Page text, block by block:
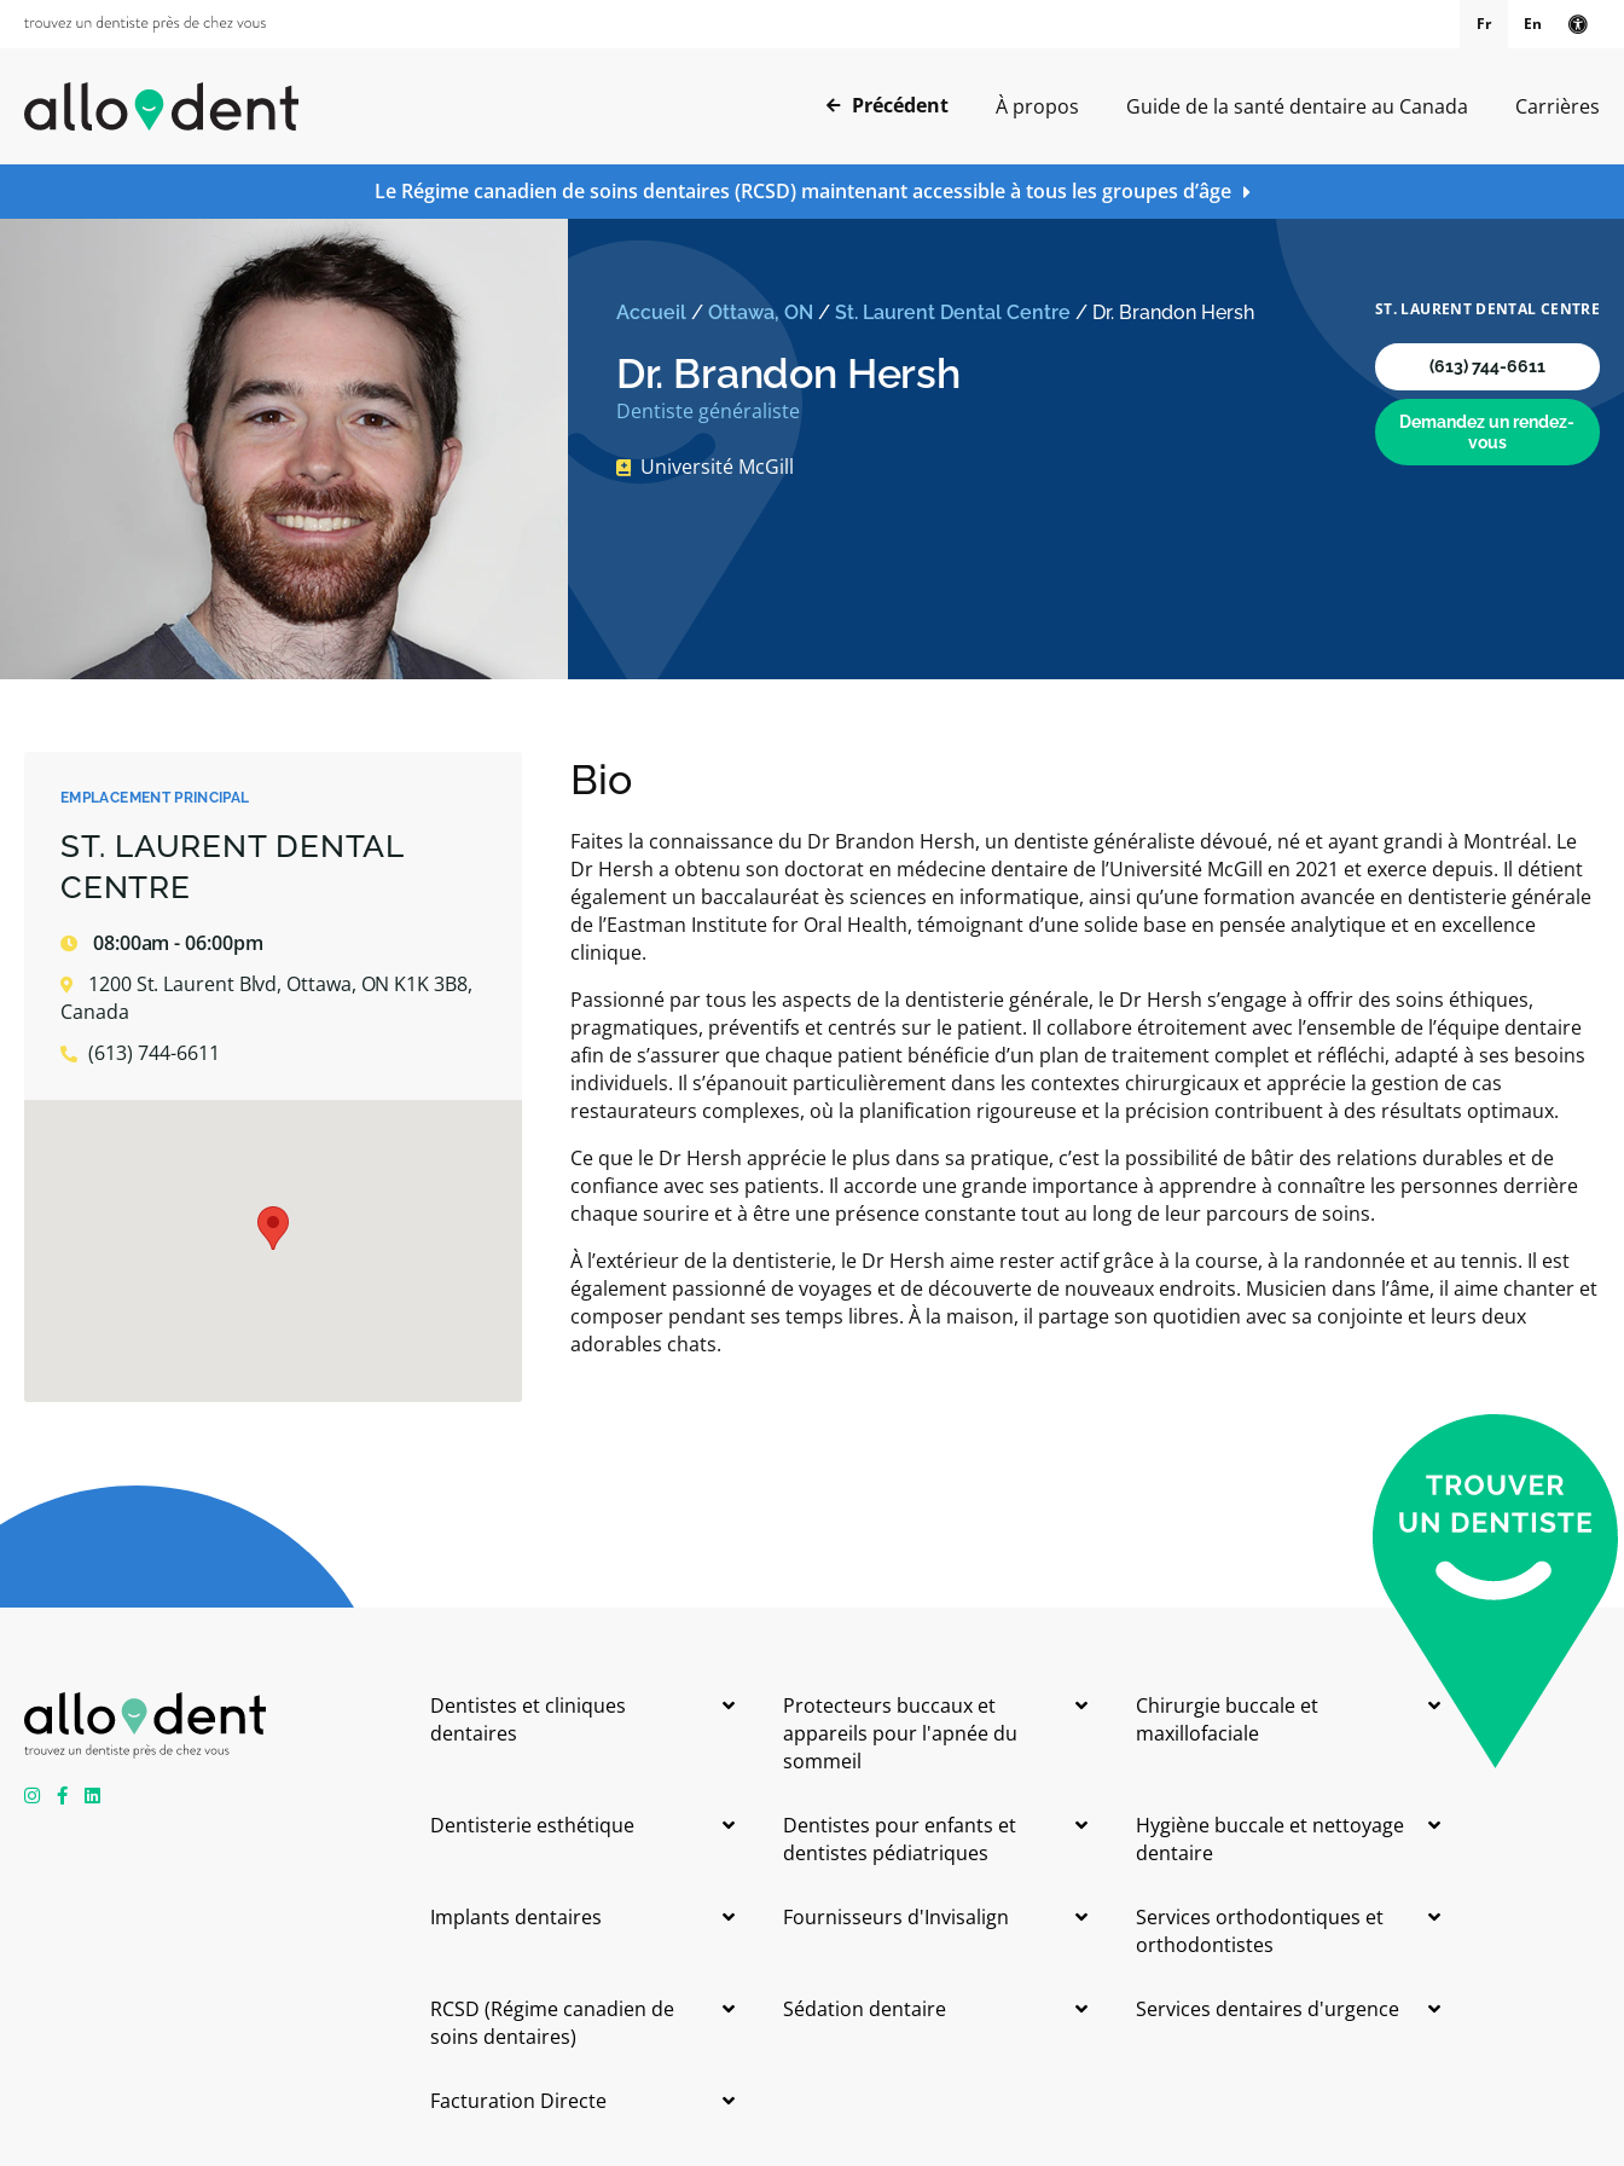
Fr En
Précédent À propos Guide de la santé dentaire au Canada Carrières
Le Régime canadien de soins dentaires (RCSD) maintenant accessible à tous les groupes d’âge
Accueil/ Ottawa, ON / St. Laurent Dental Centre / Dr. Brandon Hersh
Dr. Brandon Hersh
Dentiste généraliste
Université McGill
ST. LAURENT DENTAL CENTRE
(613) 744-6611
Demandez un rendez-
vous
EMPLACEMENT PRINCIPAL
ST. LAURENT DENTAL
CENTRE
08:00am - 06:00pm
1200 St. Laurent Blvd, Ottawa, ON K1K 3B8,
Canada
(613) 744-6611
Bio
Faites la connaissance du Dr Brandon Hersh, un dentiste généraliste dévoué, né et ayant grandi à Montréal. Le
Dr Hersh a obtenu son doctorat en médecine dentaire de l’Université McGill en 2021 et exerce depuis. Il détient
également un baccalauréat ès sciences en informatique, ainsi qu’une formation avancée en dentisterie générale
de l’Eastman Institute for Oral Health, témoignant d’une solide base en pensée analytique et en excellence
clinique.
Passionné par tous les aspects de la dentisterie générale, le Dr Hersh s’engage à offrir des soins éthiques,
pragmatiques, préventifs et centrés sur le patient. Il collabore étroitement avec l’ensemble de l’équipe dentaire
afin de s’assurer que chaque patient bénéficie d’un plan de traitement complet et réfléchi, adapté à ses besoins
individuels. Il s’épanouit particulièrement dans les contextes chirurgicaux et apprécie la gestion de cas
restaurateurs complexes, où la planification rigoureuse et la précision contribuent à des résultats optimaux.
Ce que le Dr Hersh apprécie le plus dans sa pratique, c’est la possibilité de bâtir des relations durables et de
confiance avec ses patients. Il accorde une grande importance à apprendre à connaître les personnes derrière
chaque sourire et à être une présence constante tout au long de leur parcours de soins.
À l’extérieur de la dentisterie, le Dr Hersh aime rester actif grâce à la course, à la randonnée et au tennis. Il est
également passionné de voyages et de découverte de nouveaux endroits. Musicien dans l’âme, il aime chanter et
composer pendant ses temps libres. À la maison, il partage son quotidien avec sa conjointe et leurs deux
adorables chats.
Dentistes et cliniques
dentaires
Protecteurs buccaux et
appareils pour l'apnée du
sommeil
Chirurgie buccale et
maxillofaciale
Dentisterie esthétique
Dentistes pour enfants et
dentistes pédiatriques
Hygiène buccale et nettoyage
dentaire
Implants dentaires Fournisseurs d'Invisalign
Services orthodontiques et
orthodontistes
RCSD (Régime canadien de
soins dentaires)
Sédation dentaire Services dentaires d'urgence
Facturation Directe